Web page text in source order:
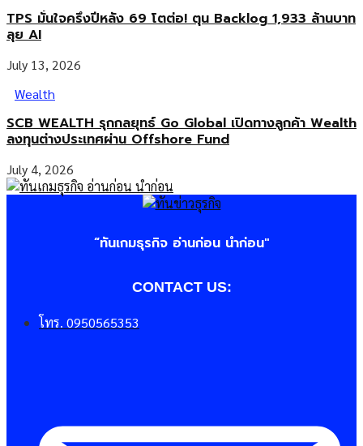
TPS มั่นใจครึ่งปีหลัง 69 โตต่อ! ตุน Backlog 1,933 ล้านบาท
ลุย AI
July 13, 2026
Wealth
SCB WEALTH รุกกลยุทธ์ Go Global เปิดทางลูกค้า Wealth
ลงทุนต่างประเทศผ่าน Offshore Fund
July 4, 2026
“ทันเกมธุรกิจ อ่านก่อน นำก่อน"
CONTACT US:
โทร. 0950565353